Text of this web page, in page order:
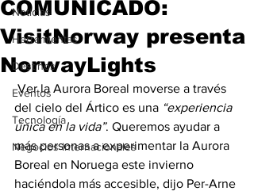
Noticias
Herramientas
Destinos
Eventos
Tecnología
Negocios Internacionales
COMUNICADO:
VisitNorway presenta
NorwayLights
Ver la Aurora Boreal moverse a través
del cielo del Ártico es una “experiencia
única en la vida”. Queremos ayudar a
más personas a experimentar la Aurora
Boreal en Noruega este invierno
haciéndola más accesible, dijo Per-Arne